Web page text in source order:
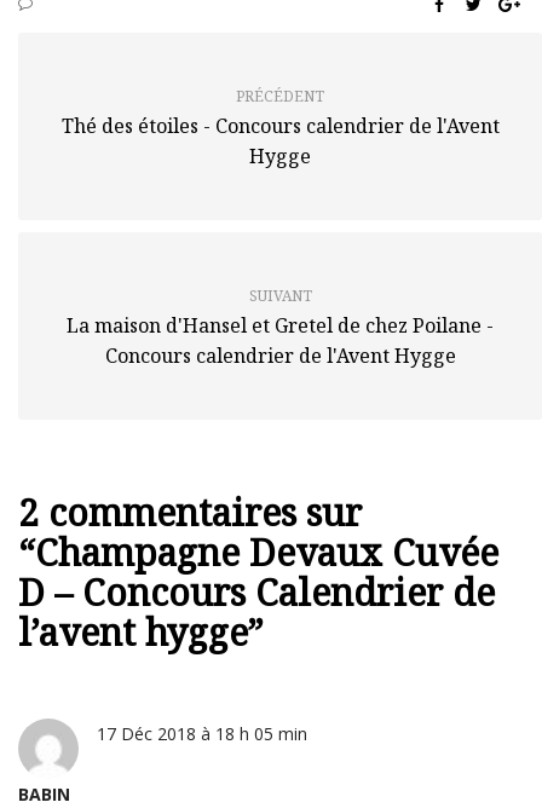
PRÉCÉDENT
Thé des étoiles - Concours calendrier de l'Avent
Hygge
SUIVANT
La maison d'Hansel et Gretel de chez Poilane -
Concours calendrier de l'Avent Hygge
2 commentaires sur
“Champagne Devaux Cuvée
D – Concours Calendrier de
l’avent hygge”
BABIN
17 Déc 2018 à 18 h 05 min